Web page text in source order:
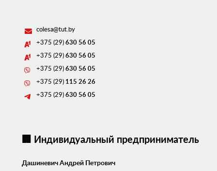
colesa@tut.by
+375 (29) 630 56 05
+375 (29) 630 56 05
+375 (29) 630 56 05
+375 (29) 115 26 26
+375 (29) 630 56 05
🏢 Индивидуальный предприниматель
Дашиневич Андрей Петрович